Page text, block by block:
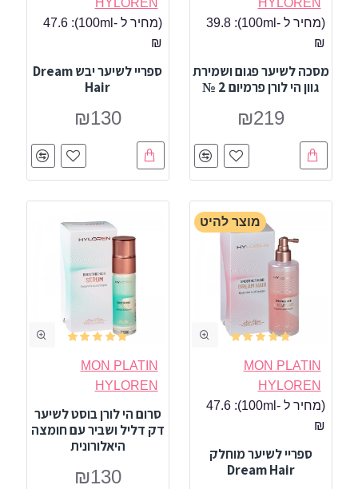
HYLOREN
(מחיר ל -100ml):
39.8
₪
מסכה לשיער פגום ושמירת
גוון הי לורן פרמיום 2 №
₪219
HYLOREN
(מחיר ל -100ml):
47.6
₪
ספריי לשיער יבש Dream
Hair
₪130
מוצר להיט
MON PLATIN
HYLOREN
(מחיר ל -100ml):
47.6
₪
ספריי לשיער מוחלק
Dream Hair
MON PLATIN
HYLOREN
סרום הי לורן בוסט לשיער
דק דליל ושביר עם חומצה
היאלורונית
₪130